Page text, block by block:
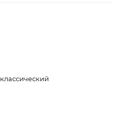
классический